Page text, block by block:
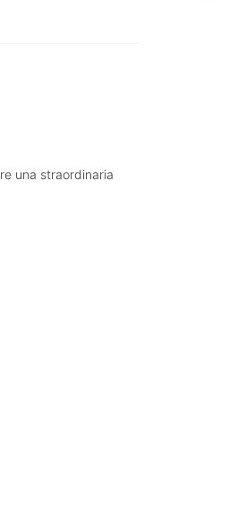
una straordinaria